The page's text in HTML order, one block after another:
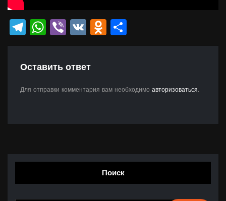
Telegram
WhatsApp
Viber
VK Odnoklassniki
Оставить ответ
Для отправки комментария вам необходимо авторизоваться.
Поиск